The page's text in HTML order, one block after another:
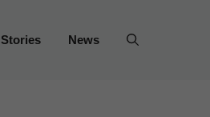
Stories News